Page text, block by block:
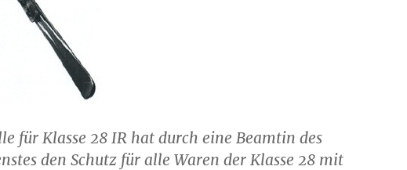
für Klasse 28 IR hat durch eine Beamtin des
den Schutz für alle Waren der Klasse 28 mit